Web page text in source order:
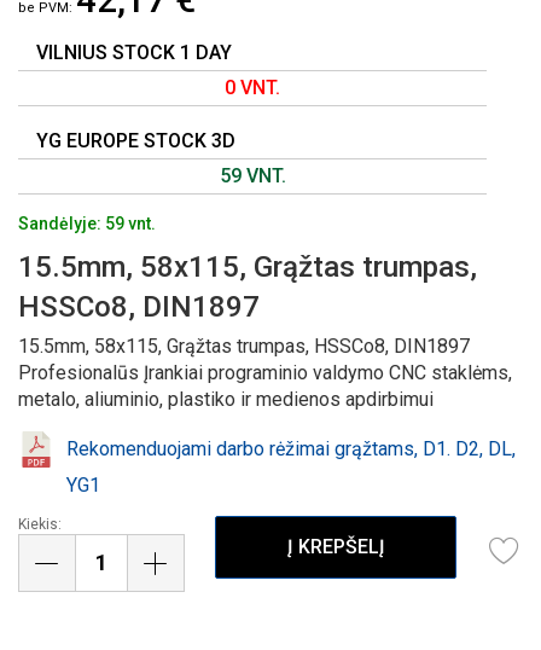
PRADŽIĄ
VILNIUS STOCK 1 DAY
0 VNT.
YG EUROPE STOCK 3D
59 VNT.
Sandėlyje: 59 vnt.
15.5mm, 58x115, Grąžtas trumpas,
HSSCo8, DIN1897
15.5mm, 58x115, Grąžtas trumpas, HSSCo8, DIN1897
Profesionalūs Įrankiai programinio valdymo CNC staklėms,
metalo, aliuminio, plastiko ir medienos apdirbimui
Rekomenduojami darbo rėžimai grąžtams, D1. D2, DL,
YG1
Kiekis:
Į KREPŠELĮ